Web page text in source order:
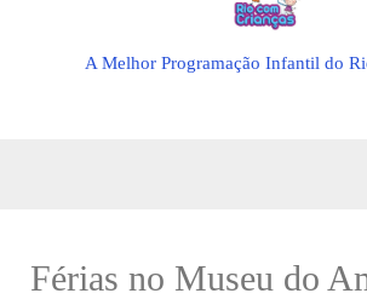
A Melhor Programação Infantil do
Férias no Museu do